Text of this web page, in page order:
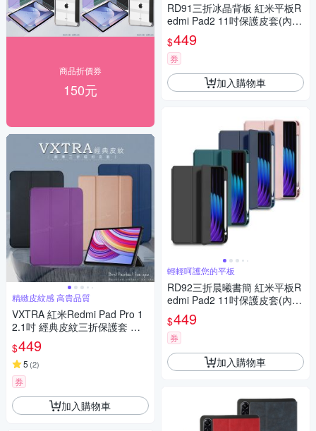
商品折價券
150元
精緻皮紋感 高貴品質
VXTRA 紅米Redmi Pad Pro 1
2.1吋 經典皮紋三折保護套 平
板皮套
$449
5 (2)
券
加入購物車
RD91三折冰晶背板 紅米平板R
edmi Pad2 11吋保護皮套(內置
筆槽)
$449
券
加入購物車
輕輕呵護您的平板
RD92三折晨曦書簡 紅米平板R
edmi Pad2 11吋保護皮套(內置
筆槽)
$449
券
加入購物車